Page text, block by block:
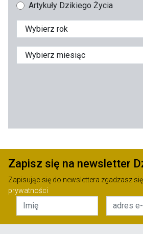
Artykuły Dzikiego Życia
Zapisz się na newsletter
Zapisując się do newslettera zgadzasz
prywatności